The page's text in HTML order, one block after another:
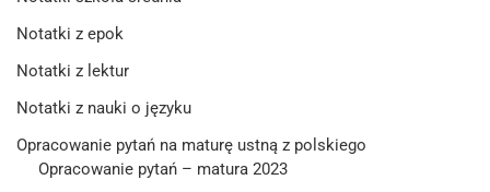
Notatki z epok
Notatki z lektur
Notatki z nauki o języku
Opracowanie pytań na maturę ustną z polskiego
Opracowanie pytań – matura 2023